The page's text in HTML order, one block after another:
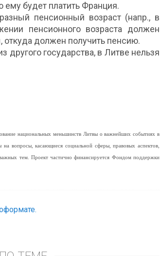
ему будет платить Франция.
пенсионный возраст (напр., в
пенсионного возраста должен
откуда должен получить пенсию.
другого государства, в Литве нельзя
национальных меньшинств Литвы о важнейших событиях в
вопросы, касающиеся социальной сферы, правовых аспектов,
тем. Проект частично финансируется Фондом поддержки